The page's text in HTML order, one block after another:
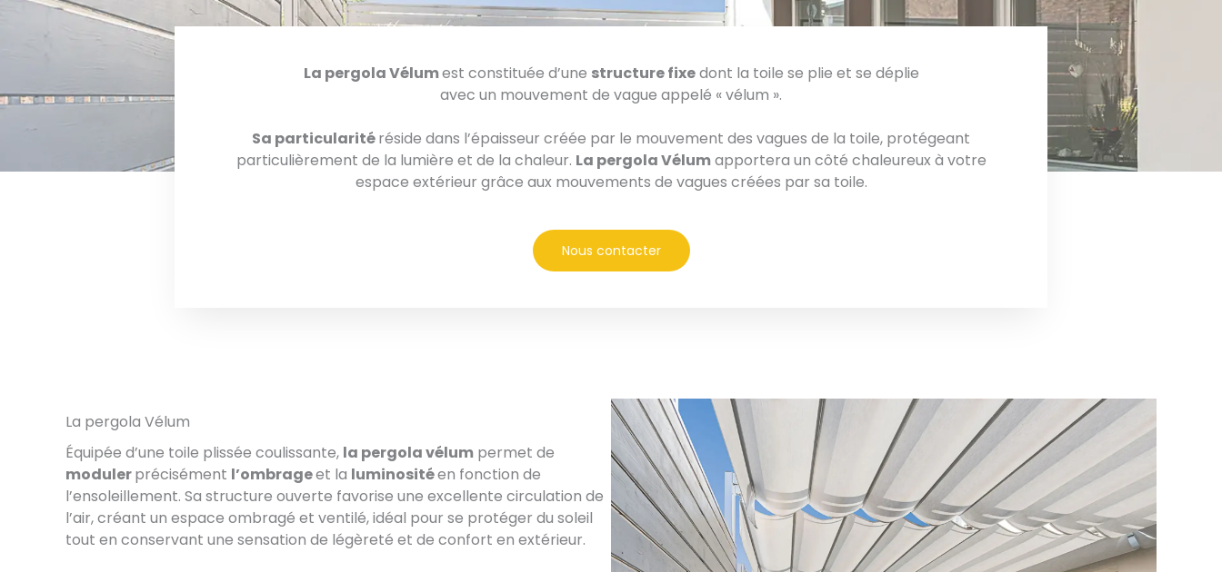
La pergola Vélumest constituée d’une structure fixedont la toile se plie et se déplie
avec un mouvement de vague appelé « vélum ».
Sa particularitéréside dans l’épaisseur créée par le mouvement des vagues de la toile, protégeant
particulièrement de la lumière et de la chaleur. La pergola Vélumapportera un côté chaleureux à votre
espace extérieur grâce aux mouvements de vagues créées par sa toile.
Nous contacter
La pergola Vélum
Équipée d’une toile plissée coulissante, la pergola vélum permet de
modulerprécisément l’ombrageet la luminositéen fonction de
l’ensoleillement. Sa structure ouverte favorise une excellente circulation de
l’air, créant un espace ombragé et ventilé, idéal pour se protéger du soleil
tout en conservant une sensation de légèreté et de confort en extérieur.